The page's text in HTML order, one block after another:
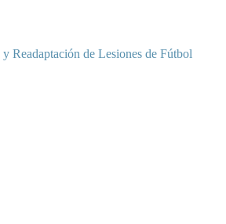
Readaptación de Lesiones de Fútbol